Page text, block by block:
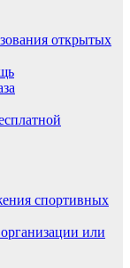
открытых
спортивных
или